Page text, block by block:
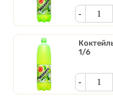
Кол-во
1/6
Кол-во